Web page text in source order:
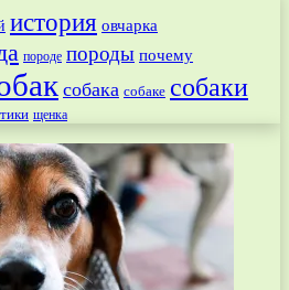
история овчарка
породе породы почему
собака собаке собаки
щенка